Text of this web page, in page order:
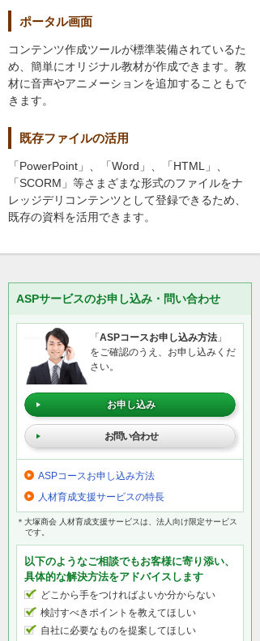
ポータル画面
コンテンツ作成ツールが標準装備されているた
め、簡単にオリジナル教材が作成できます。教
材に音声やアニメーションを追加することもで
きます。
既存ファイルの活用
「PowerPoint」、「Word」、「HTML」、
「SCORM」等さまざまな形式のファイルをナ
レッジデリコンテンツとして登録できるため、
既存の資料を活用できます。
ASPサービスのお申し込み・問い合わせ
「ASPコースお申し込み方法 」
をご確認のうえ、お申し込みくだ
さい。
お申し込み
お問い合わせ
ASPコースお申し込み方法
人材育成支援サービスの特長
＊大塚商会 人材育成支援サービスは、法人向け限定サービス
です。
以下のようなご相談でもお客様に寄り添い、
具体的な解決方法をアドバイスします
どこから手をつければよいか分からない
検討すべきポイントを教えてほしい
自社に必要なものを提案してほしい